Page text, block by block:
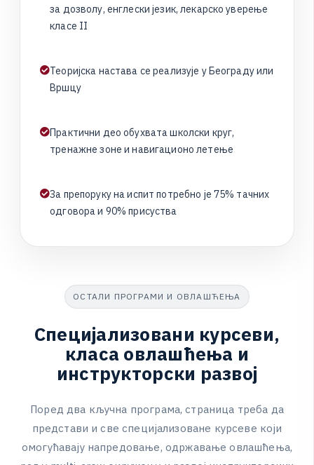
за дозволу, енглески језик, лекарско уверење
класе II
Теоријска настава се реализује уБеоградуили
Вршцу
Практични део обухваташколски круг,
тренажне зоне и навигационо летење
За препорукунаиспит потребно је 75% тачних
одговораи 90% присуства
ОСТАЛИ ПРОГРАМИ И ОВЛАШЋЕЊА
Специјализовани курсеви,
класа овлашћења и
инструкторски развој
Поред два кључна програма, страница треба да
представи и све специјализоване курсеве који
омогућавају напредовање, одржавање овлашћења,